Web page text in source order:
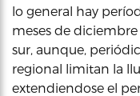
lo general hay
meses de
sur, aunque,
regional limitan la
extendiendose el